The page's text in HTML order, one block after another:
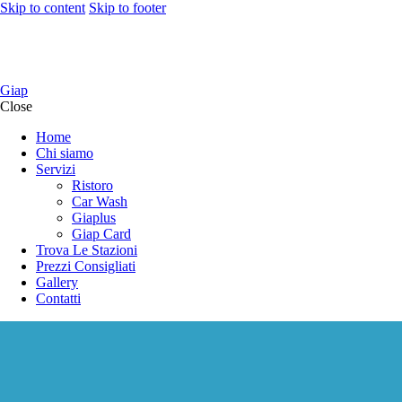
Skip to content Skip to footer
Giap
Close
Home
Chi siamo
Servizi
Ristoro
Car Wash
Giaplus
Giap Card
Trova Le Stazioni
Prezzi Consigliati
Gallery
Contatti